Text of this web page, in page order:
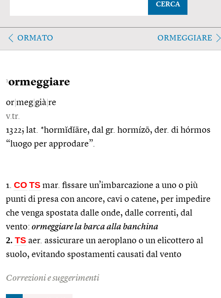
CERCA
ORMATO ORMEGGIARE
1ormeggiare
or meg già re
v.tr.
1322; lat. *hormĭdĭāre, dal gr. hormízō, der. di hórmos
“luogo per approdare”.
1. CO TS mar. fissare un’imbarcazione a uno o più
punti di presa con ancore, cavi o catene, per impedire
che venga spostata dalle onde, dalle correnti, dal
vento: ormeggiare la barca alla banchina
2. TS aer. assicurare un aeroplano o un elicottero al
suolo, evitando spostamenti causati dal vento
Correzioni e suggerimenti